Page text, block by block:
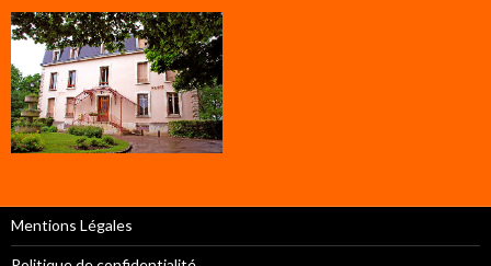
Mentions Légales